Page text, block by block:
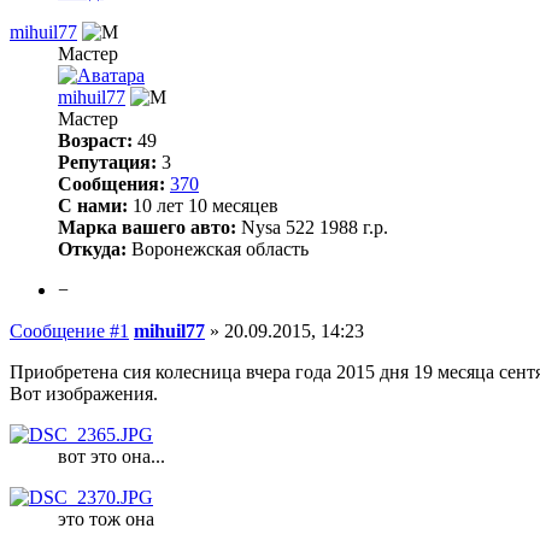
mihuil77
Мастер
mihuil77
Мастер
Возраст: 49
Репутация: 3
Сообщения: 370
С нами: 10 лет 10 месяцев
Марка вашего авто: Nysa 522 1988 г.р.
Откуда: Воронежская область
−
Сообщение #1 mihuil77 » 20.09.2015, 14:23
Приобретена сия колесница вчера года 2015 дня 19 месяца
Вот изображения.
вот это она...
это тож она